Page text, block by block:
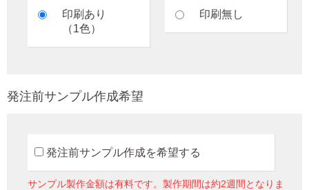
印刷あり
（1色）
印刷無し
発注前サンプル作成希望
発注前サンプル作成を希望する
サンプル製作金額は有料です。製作期間は約2週間となりま